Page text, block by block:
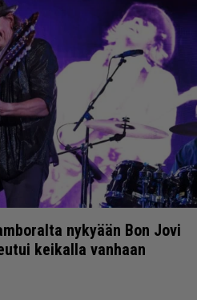
nykyään Bon Jovi
keikalla vanhaan